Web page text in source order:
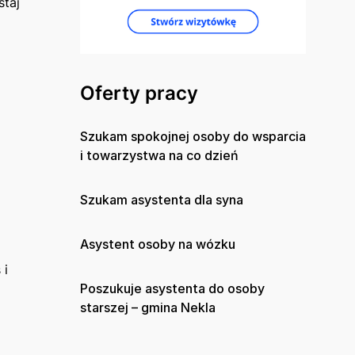
i
Oferty pracy
Szukam spokojnej osoby do wsparcia
i towarzystwa na co dzień
Szukam asystenta dla syna
Asystent osoby na wózku
Poszukuje asystenta do osoby
starszej – gmina Nekla